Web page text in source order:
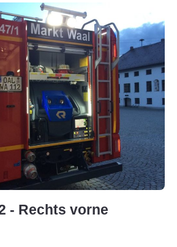
- Rechts vorne